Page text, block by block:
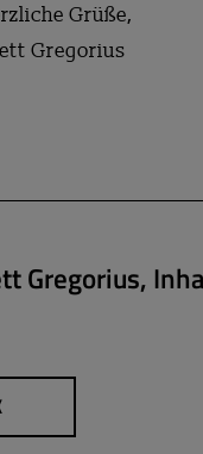
Grüße,
Gregorius
Gregorius,